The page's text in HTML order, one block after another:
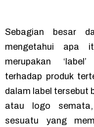
Sebagian besar
mengetahui apa
merupakan
terhadap produk
dalam label tersebut
atau logo
sesuatu yang